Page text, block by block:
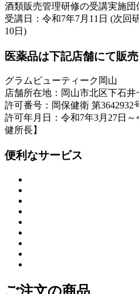
酒類販売管理研修の受講実施
受講日：令和7年7月11日 (次回
10日)
医薬品は下記店舗にて販売
グラムビューティーク岡山
店舗所在地：岡山市北区下石井
許可番号：岡保健衛 第3642932
許可年月日：令和7年3月27日
健所長】
便利なサービス
ご注文の商品